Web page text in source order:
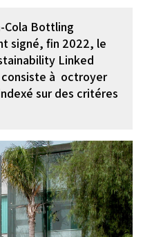
Cola Bottling
signé, fin 2022, le
Linked
consiste à octroyer
sur des critéres